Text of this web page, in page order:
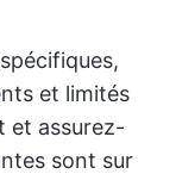
et limités
et assurez-
sont sur